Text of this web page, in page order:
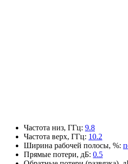
Частота низ, ГГц: 9.8
Частота верх, ГГц: 10.2
Ширина рабочей полосы, %:
Прямые потери, дБ: 0.5